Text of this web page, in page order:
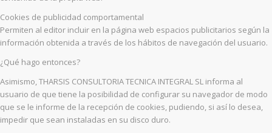
Cookies de publicidad comportamental
Permiten al editor incluir en la página web espacios publicitarios según la
información obtenida a través de los hábitos de navegación del usuario.
¿Qué hago entonces?
Asimismo, THARSIS CONSULTORIA TECNICA INTEGRAL SL informa al
usuario de que tiene la posibilidad de configurar su navegador de modo
que se le informe de la recepción de cookies, pudiendo, si así lo desea,
impedir que sean instaladas en su disco duro.